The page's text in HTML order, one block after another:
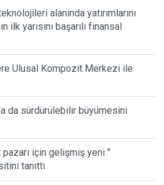
alanında yatırımlarını
ilk yarısını başarılı finansal
Ulusal Kompozit Merkezi ile
da sürdürülebilir büyümesini
için gelişmiş yeni "
tanıttı